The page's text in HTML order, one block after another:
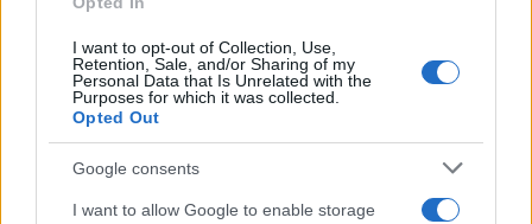
I want to opt-out of Collection, Use,
Retention, Sale, and/or Sharing of my
Personal Data that Is Unrelated with the
Purposes for which it was collected.
Opted Out
Google consents
I want to allow Google to enable storage
Χρηματοδότηση 8 εκατ.
ευρώ σε 843 μέσα
ενημέρωσης- Ξεκίνησε το
Metlen: Ρεκόρ EBITDA στο
α' εξάμηνο, στα 550 εκατ.
ευρώ – Καθαρά κέρδη 313
εκατ. ευρώ